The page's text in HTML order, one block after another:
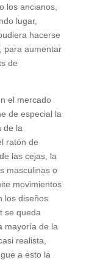
los ancianos,
lugar,
hacerse
para aumentar
de
el mercado
de especial la
de la
ratón de
las cejas, la
masculinas o
movimientos
los diseños
se queda
mayoría de la
realista,
a esto la